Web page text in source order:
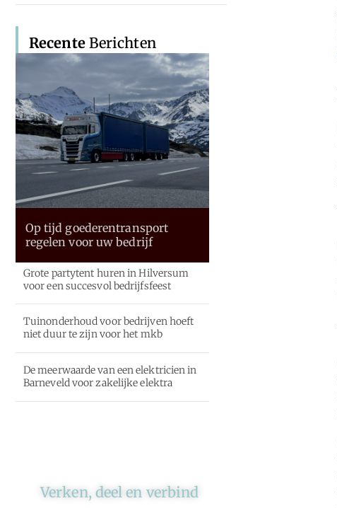
RecenteBerichten
Op tijd goederentransport
regelen voor uw bedrijf
Grote partytent huren in Hilversum
voor een succesvol bedrijfsfeest
Tuinonderhoud voor bedrijven hoeft
niet duur te zijn voor het mkb
De meerwaarde van een elektricien in
Barneveld voor zakelijke elektra
Verken, deel en verbind